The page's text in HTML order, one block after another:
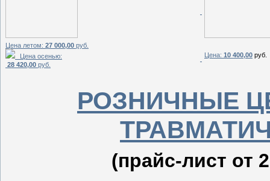
Цена летом: 27 000,00 руб.
Цена осенью:
28 420,00 руб.
Цена: 10 400,00 руб.
РОЗНИЧНЫЕ
(прайс-лист от